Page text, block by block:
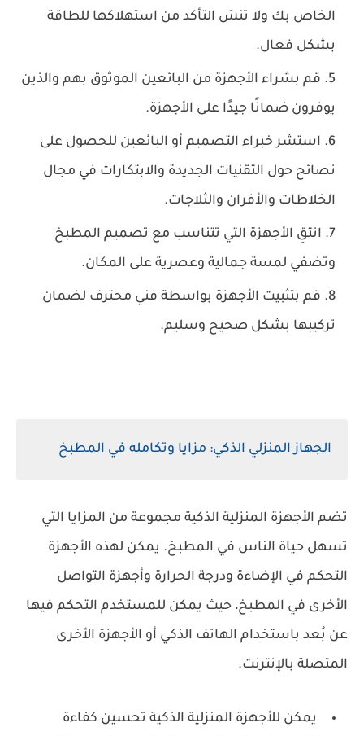
الخاص بك ولا تنسَ التأكد من استهلاكها للطاقة
بشكل فعال.
قم بشراء الأجهزة من البائعين الموثوق بهم والذين
يوفرون ضمانًا جيدًا على الأجهزة.
استشر خبراء التصميم أو البائعين للحصول على
نصائح حول التقنيات الجديدة والابتكارات في مجال
الخلاطات والأفران والثلاجات.
انتقِ الأجهزة التي تتناسب مع تصميم المطبخ
وتضفي لمسة جمالية وعصرية على المكان.
قم بتثبيت الأجهزة بواسطة فني محترف لضمان
تركيبها بشكل صحيح وسليم.
الجهاز المنزلي الذكي: مزايا وتكامله في المطبخ
تضم الأجهزة المنزلية الذكية مجموعة من المزايا التي
تسهل حياة الناس في المطبخ. يمكن لهذه الأجهزة
التحكم في الإضاءة ودرجة الحرارة وأجهزة التواصل
الأخرى في المطبخ، حيث يمكن للمستخدم التحكم فيها
عن بُعد باستخدام الهاتف الذكي أو الأجهزة الأخرى
المتصلة بالإنترنت.
يمكن للأجهزة المنزلية الذكية تحسين كفاءة